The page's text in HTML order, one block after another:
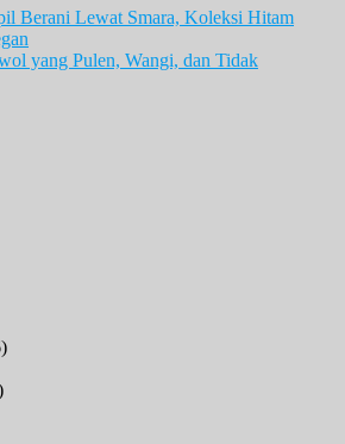
Berani Lewat Smara, Koleksi Hitam
yang Pulen, Wangi, dan Tidak